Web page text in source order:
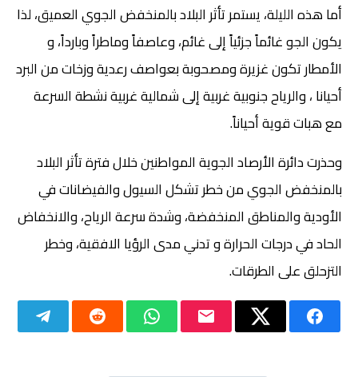
أما هذه الليلة، يستمر تأثر البلاد بالمنخفض الجوي العميق، لذا
يكون الجو غائماً جزئياً إلى غائم، وعاصفاً وماطراً وبارداً، و
الأمطار تكون غزيرة ومصحوبة بعواصف رعدية وزخات من البرد
أحيانا ، والرياح جنوبية غربية إلى شمالية غربية نشطة السرعة
مع هبات قوية أحياناً.
وحذرت دائرة الأرصاد الجوية المواطنين خلال فترة تأثر البلاد
بالمنخفض الجوي من خطر تشكل السيول والفيضانات في
الأودية والمناطق المنخفضة، وشدة سرعة الرياح، والانخفاض
الحاد في درجات الحرارة و تدني مدى الرؤيا الافقية، وخطر
التزحلق على الطرقات.